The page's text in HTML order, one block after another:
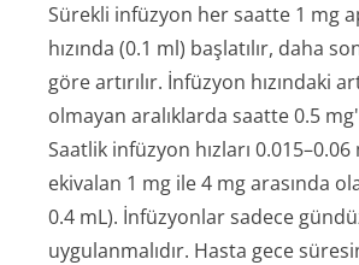
Sürekli infüzyon her saatte 1 mg
hızında (0.1 ml) başlatılır, daha
göre artırılır. İnfüzyon hızındaki
olmayan aralıklarda saatte 0.5
Saatlik infüzyon hızları
ekivalan 1 mg ile 4 mg arasında
0.4 mL). İnfüzyonlar sadece
uygulanmalıdır. Hasta gece